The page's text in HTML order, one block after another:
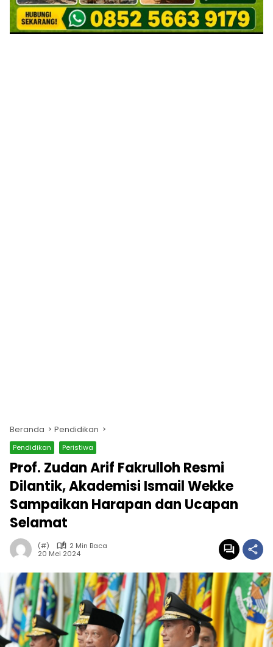
Beranda Pendidikan
Pendidikan Peristiwa
Prof. Zudan Arif Fakrulloh Resmi
Dilantik, Akademisi Ismail Wekke
Sampaikan Harapan dan Ucapan
Selamat
(#)
2 Min Baca
20 Mei 2024